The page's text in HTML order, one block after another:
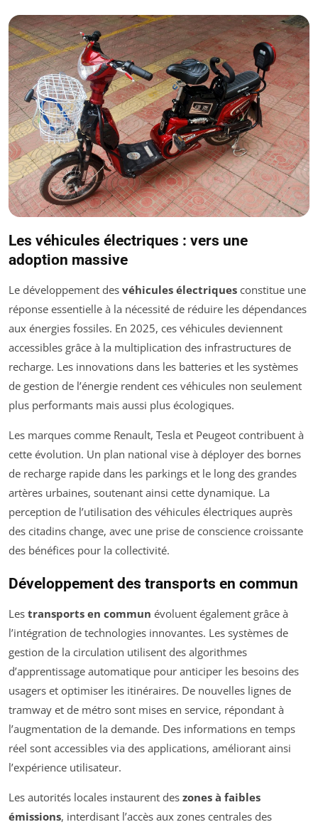
Les véhicules électriques : vers une
adoption massive
Le développement des véhicules électriques constitue une
réponse essentielle à la nécessité de réduire les dépendances
aux énergies fossiles. En 2025, ces véhicules deviennent
accessibles grâce à la multiplication des infrastructures de
recharge. Les innovations dans les batteries et les systèmes
de gestion de l’énergie rendent ces véhicules non seulement
plus performants mais aussi plus écologiques.
Les marques comme Renault, Tesla et Peugeot contribuent à
cette évolution. Un plan national vise à déployer des bornes
de recharge rapide dans les parkings et le long des grandes
artères urbaines, soutenant ainsi cette dynamique. La
perception de l’utilisation des véhicules électriques auprès
des citadins change, avec une prise de conscience croissante
des bénéfices pour la collectivité.
Développement des transports en commun
Les transports en commun évoluent également grâce à
l’intégration de technologies innovantes. Les systèmes de
gestion de la circulation utilisent des algorithmes
d’apprentissage automatique pour anticiper les besoins des
usagers et optimiser les itinéraires. De nouvelles lignes de
tramway et de métro sont mises en service, répondant à
l’augmentation de la demande. Des informations en temps
réel sont accessibles via des applications, améliorant ainsi
l’expérience utilisateur.
Les autorités locales instaurent des zones à faibles
émissions, interdisant l’accès aux zones centrales des